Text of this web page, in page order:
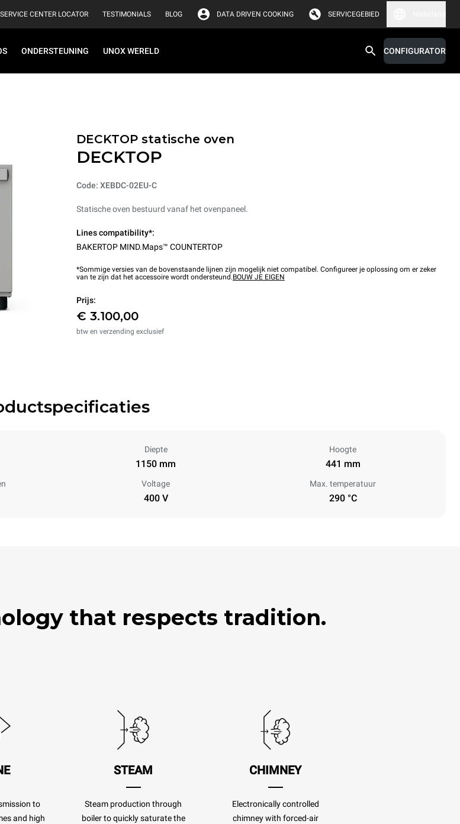
SERVICE CENTER LOCATOR TESTIMONIALS BLOG DATA DRIVEN COOKING SERVICEGEBIED
ONDERSTEUNING UNOX WERELD CONFIGURATOR
DECKTOP statische oven
DECKTOP
Code: XEBDC-02EU-C
Statische oven bestuurd vanaf het ovenpaneel.
Lines compatibility*:
BAKERTOP MIND.Maps™ COUNTERTOP
*Sommige versies van de bovenstaande lijnen zijn mogelijk niet compatibel. Configureer je oplossing om er zeker
van te zijn dat het accessoire wordt ondersteund.BOUW JE EIGEN
Prijs:
€ 3.100,00
btw en verzending exclusief
Diepte
1150 mm
Hoogte
441 mm
Voltage
400 V
Max. temperatuur
290 °C
that respects tradition.
to
and high
STEAM
Steam production through
boiler to quickly saturate the
CHIMNEY
Electronically controlled
chimney with forced-air